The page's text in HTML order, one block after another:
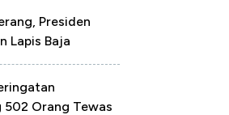
Presiden
Lapis Baja
Orang Tewas